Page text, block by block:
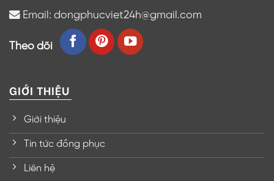
Email: dongphucviet24h@gmail.com
Theo dõi
GIỚI THIỆU
Giới thiệu
Tin tức đồng phục
Liên hệ